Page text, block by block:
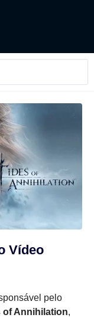
Vídeo
pelo
of Annihilation,